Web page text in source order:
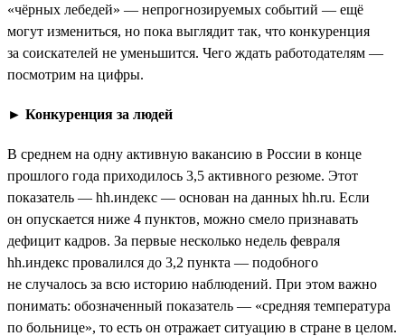
«чёрных лебедей» — непрогнозируемых событий — ещё
могут измениться, но пока выглядит так, что конкуренция
за соискателей не уменьшится. Чего ждать работодателям —
посмотрим на цифры.
► Конкуренция за людей
В среднем на одну активную вакансию в России в конце
прошлого года приходилось 3,5 активного резюме. Этот
показатель — hh.индекс — основан на данных hh.ru. Если
он опускается ниже 4 пунктов, можно смело признавать
дефицит кадров. За первые несколько недель февраля
hh.индекс провалился до 3,2 пункта — подобного
не случалось за всю историю наблюдений. При этом важно
понимать: обозначенный показатель — «средняя температура
по больнице», то есть он отражает ситуацию в стране в целом.